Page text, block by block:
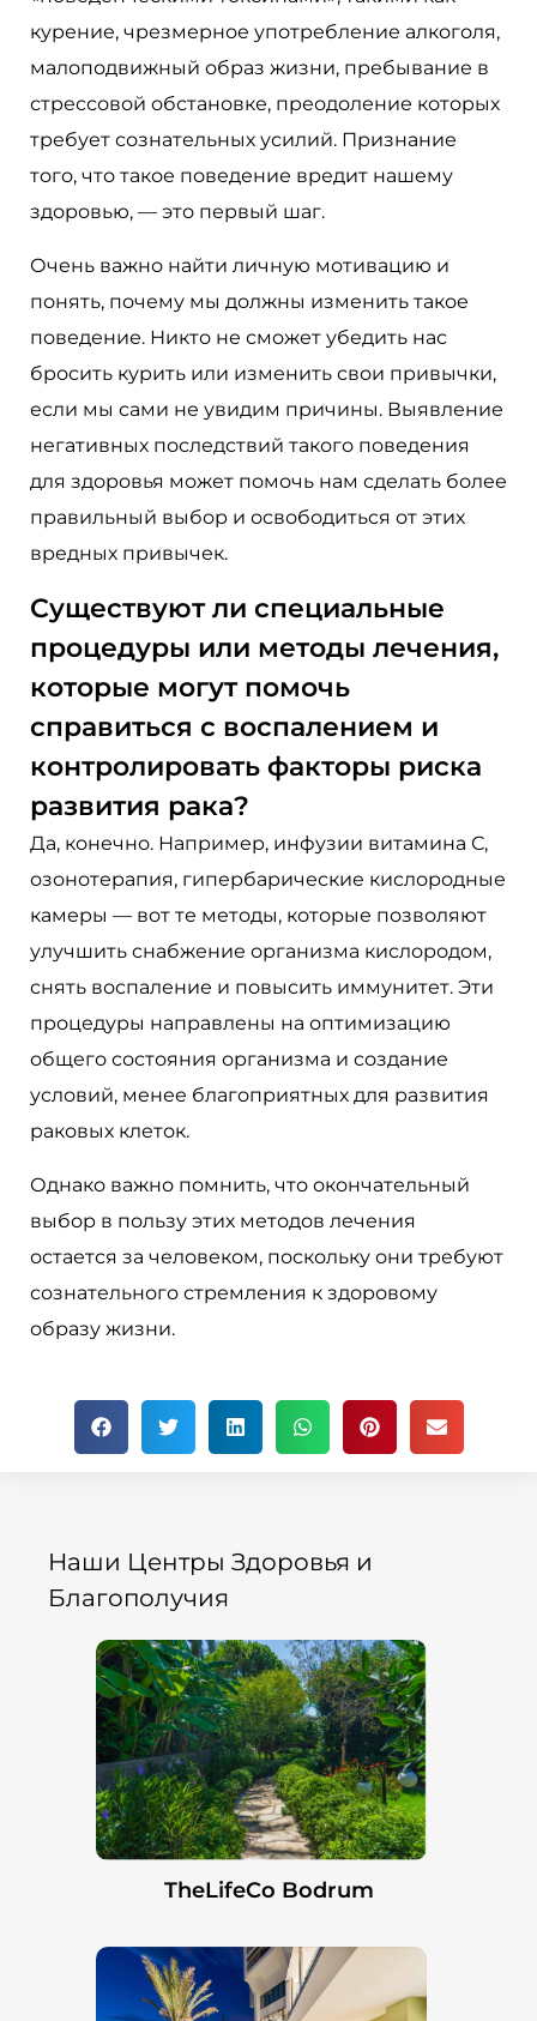
курение, чрезмерное употребление алкоголя,
малоподвижный образ жизни, пребывание в
стрессовой обстановке, преодоление которых
требует сознательных усилий. Признание
того, что такое поведение вредит нашему
здоровью, — это первый шаг.
Очень важно найти личную мотивацию и
понять, почему мы должны изменить такое
поведение. Никто не сможет убедить нас
бросить курить или изменить свои привычки,
если мы сами не увидим причины. Выявление
негативных последствий такого поведения
для здоровья может помочь нам сделать более
правильный выбор и освободиться от этих
вредных привычек.
Существуют ли специальные
процедуры или методы лечения,
которые могут помочь
справиться с воспалением и
контролировать факторы риска
развития рака?
Да, конечно. Например, инфузии витамина С,
озонотерапия, гипербарические кислородные
камеры — вот те методы, которые позволяют
улучшить снабжение организма кислородом,
снять воспаление и повысить иммунитет. Эти
процедуры направлены на оптимизацию
общего состояния организма и создание
условий, менее благоприятных для развития
раковых клеток.
Однако важно помнить, что окончательный
выбор в пользу этих методов лечения
остается за человеком, поскольку они требуют
сознательного стремления к здоровому
образу жизни.
Наши Центры Здоровья и
Благополучия
TheLifeCo Bodrum